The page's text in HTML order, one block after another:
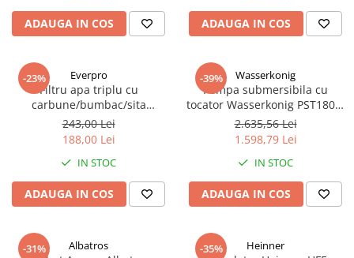
ADAUGA IN COS ADAUGA IN COS
-23% Everpro
Filtru apa triplu cu
carbune/bumbac/sita
3x3/4"*10
243,00 Lei
188,00 Lei
IN STOC
ADAUGA IN COS
-39% Wasserkonig
Pompa submersibila cu
tocator Wasserkonig PST1800,
particule max. 10 mm, putere
1800 W, debit 17500 l/h,
inaltime refulare 11.5 m
2.635,56 Lei
1.598,79 Lei
IN STOC
ADAUGA IN COS
-31% Albatros -35% Heinner